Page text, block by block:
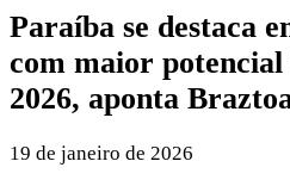
Paraíba se destaca
com maior
2026, aponta
19 de janeiro de 2026